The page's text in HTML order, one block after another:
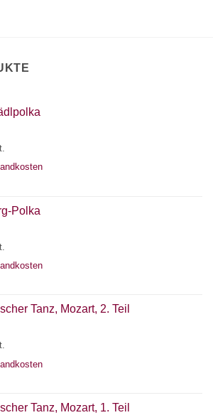
Polka
Tanz, Mozart, 2. Teil
Tanz, Mozart, 1. Teil